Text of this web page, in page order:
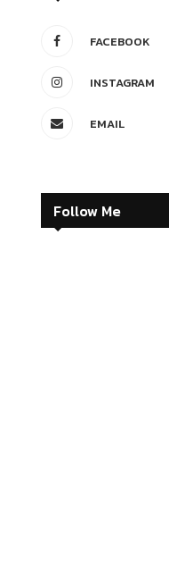
FACEBOOK
INSTAGRAM
EMAIL
Follow Me